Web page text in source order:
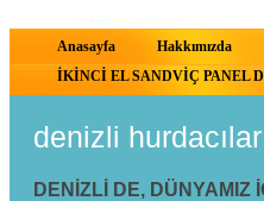
Anasayfa
Hakkımızda
İKİNCİ EL SANDVİÇ PANEL
denizli
DENİZLİ DE, DÜNYAMIZ